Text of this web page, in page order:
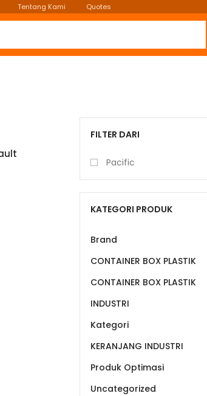
Tentang Kami Quotes
FILTER DARI
Pacific
KATEGORI PRODUK
Brand
CONTAINER BOX PLASTIK
CONTAINER BOX PLASTIK
INDUSTRI
Kategori
KERANJANG INDUSTRI
Produk Optimasi
Uncategorized